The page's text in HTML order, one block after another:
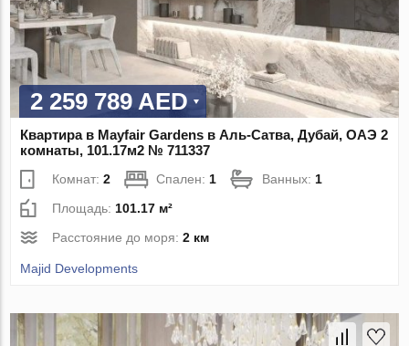
2 259 789 AED
Квартира в Mayfair Gardens в Аль-Сатва, Дубай, ОАЭ 2
комнаты, 101.17м2 № 711337
Комнат:2 Спален: 1 Ванных: 1
Площадь: 101.17 м²
Расстояние до моря:2 км
Majid Developments